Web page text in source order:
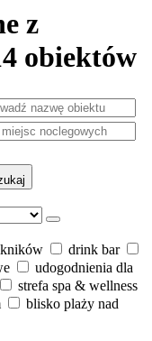
z
obiektów
drink bar
udogodnienia dla
strefa spa & wellness
blisko plaży nad